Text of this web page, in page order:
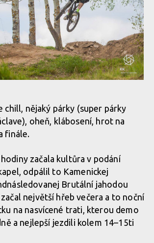
report od Abby a Ondry Dohnala
report od Abby a Ondry Dohnala
report od Abby a Ondry Dohnala
report od Abby a Ondry Dohnala
report od Abby a Ondry Dohnala
report od Abby a Ondry Dohnala
report od Abby a Ondry Dohnala
report od Abby a Ondry Dohnala
report od Abby a Ondry Dohnala
report od Abby a Ondry Dohnala
chill, nějaký párky (super párky
oheň, klábosení, hrot na
finále.
začala kultůra v podání
odpálil to Kamenickej
Brutální jahodou
největší hřeb večera a to noční
na nasvícené trati, kterou demo
a nejlepší jezdili kolem 14–15ti